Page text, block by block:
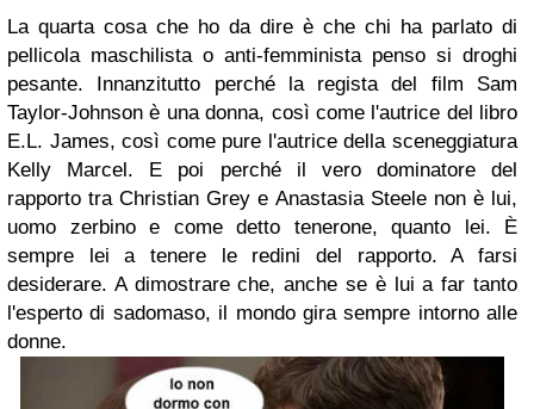
La quarta cosa che ho da dire è che chi ha parlato di
pellicola maschilista o anti-femminista penso si droghi
pesante. Innanzitutto perché la regista del film Sam
Taylor-Johnson è una donna, così come l'autrice del libro
E.L. James, così come pure l'autrice della sceneggiatura
Kelly Marcel. E poi perché il vero dominatore del
rapporto tra Christian Grey e Anastasia Steele non è lui,
uomo zerbino e come detto tenerone, quanto lei. È
sempre lei a tenere le redini del rapporto. A farsi
desiderare. A dimostrare che, anche se è lui a far tanto
l'esperto di sadomaso, il mondo gira sempre intorno alle
donne.